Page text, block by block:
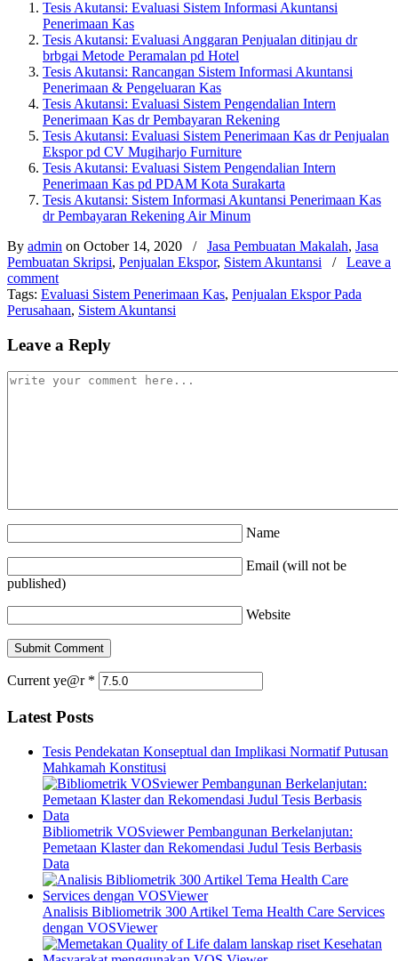
Tesis Akutansi: Evaluasi Sistem Informasi Akuntansi
Penerimaan Kas
Tesis Akutansi: Evaluasi Anggaran Penjualan ditinjau dr
brbgai Metode Peramalan pd Hotel
Tesis Akutansi: Rancangan Sistem Informasi Akuntansi
Penerimaan & Pengeluaran Kas
Tesis Akutansi: Evaluasi Sistem Pengendalian Intern
Penerimaan Kas dr Pembayaran Rekening
Tesis Akutansi: Evaluasi Sistem Penerimaan Kas dr Penjualan
Ekspor pd CV Mugiharjo Furniture
Tesis Akutansi: Evaluasi Sistem Pengendalian Intern
Penerimaan Kas pd PDAM Kota Surakarta
Tesis Akutansi: Sistem Informasi Akuntansi Penerimaan Kas
dr Pembayaran Rekening Air Minum
By admin on October 14, 2020 / Jasa Pembuatan Makalah, Jasa
Pembuatan Skripsi, Penjualan Ekspor, Sistem Akuntansi / Leave a
comment
Tags: Evaluasi Sistem Penerimaan Kas, Penjualan Ekspor Pada
Perusahaan, Sistem Akuntansi
Leave a Reply
Name
Email (will not be
published)
Website
Current ye@r *
Latest Posts
Tesis Pendekatan Konseptual dan Implikasi Normatif Putusan
Mahkamah Konstitusi
Bibliometrik VOSviewer Pembangunan Berkelanjutan:
Pemetaan Klaster dan Rekomendasi Judul Tesis Berbasis
Data
Analisis Bibliometrik 300 Artikel Tema Health Care Services
dengan VOSViewer